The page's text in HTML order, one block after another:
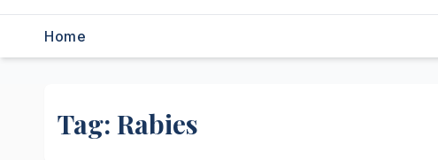
Home
Tag: Rabies